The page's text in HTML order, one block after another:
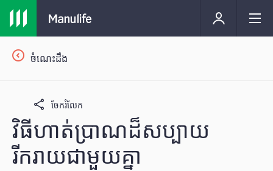
ចំណេះដឹង
ចែករំលែក
វិធីហាត់ប្រាណដ៏សប្បាយ
រីករាយជាមួយគ្នា